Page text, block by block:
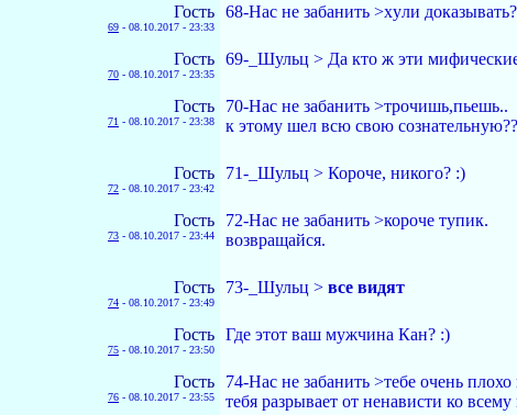
Гость
69 - 08.10.2017 - 23:33
68-Нас не забанить >хyли
Гость
70 - 08.10.2017 - 23:35
69-_Шульц > Да кто ж эти
Гость
71 - 08.10.2017 - 23:38
70-Нас не забанить >трочишь,пьешь..
к этому шел всю свою сознательную??
Гость
72 - 08.10.2017 - 23:42
71-_Шульц > Короче, никого? :)
Гость
73 - 08.10.2017 - 23:44
72-Нас не забанить >короче тупик.
возвращайся.
Гость
74 - 08.10.2017 - 23:49
73-_Шульц > все видят
Гость
75 - 08.10.2017 - 23:50
Где этот ваш мужчина Кан? :)
Гость
76 - 08.10.2017 - 23:55
74-Нас не забанить >тебе очень плохо
тебя разрывает от ненависти ко всему